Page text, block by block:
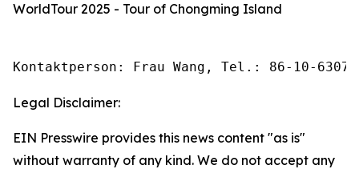
WorldTour 2025 - Tour of Chongming Island
Kontaktperson: Frau Wang, Tel.: 86-10-
Legal Disclaimer:
EIN Presswire provides this news content "as is"
without warranty of any kind. We do not accept any